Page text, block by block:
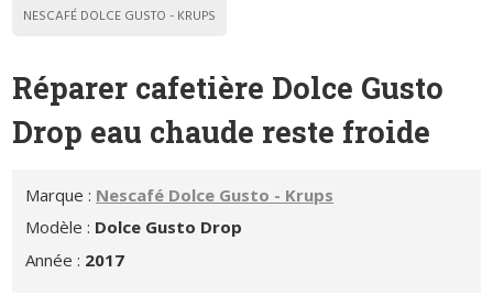
NESCAFÉ DOLCE GUSTO - KRUPS
Réparer cafetière Dolce Gusto
Drop eau chaude reste froide
Marque : Nescafé Dolce Gusto - Krups
Modèle : Dolce Gusto Drop
Année : 2017